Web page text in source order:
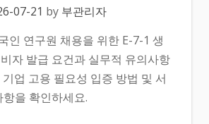
07-21 by 부관리자
인 연구원 채용을 위한 E-7-1 생
자 발급 요건과 실무적 유의사항
업 고용 필요성 입증 방법 및 서
을 확인하세요.